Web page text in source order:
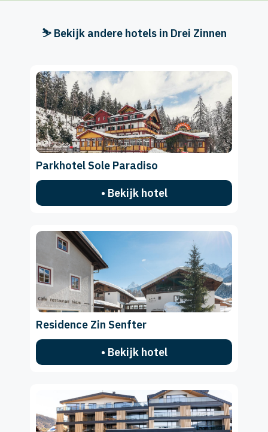
⛷️ Bekijk andere hotels in Drei Zinnen
Parkhotel Sole Paradiso
• Bekijk hotel
Residence Zin Senfter
• Bekijk hotel